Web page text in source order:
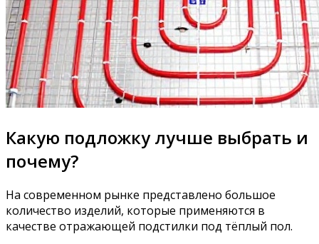
Какую подложку лучше выбрать и
почему?
На современном рынке представлено большое
количество изделий, которые применяются в
качестве отражающей подстилки под тёплый пол.